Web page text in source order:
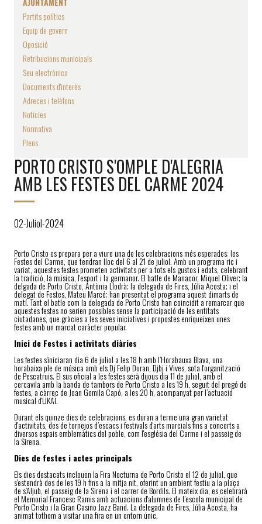
Partits polítics
Equip de govern
Oposició
Retribucions municipals
Seu electrònica
Documents d'interès
Adreces i telèfons
Notícies
Normativa
Plens
PORTO CRISTO S'OMPLE D'ALEGRIA
AMB LES FESTES DEL CARME 2024
02-Juliol-2024
Porto Cristo es prepara per a viure una de les celebracions més esperades: les
Festes del Carme, que tendran lloc del 6 al 21 de juliol. Amb un programa ric i
variat, aquestes festes prometen activitats per a tots els gustos i edats, celebrant
la tradició, la música, l'esport i la germanor. El batle de Manacor, Miquel Oliver; la
delgada de Porto Cristo, Antònia Llodrà; la delegada de Fires, Júlia Acosta; i el
delegat de Festes, Mateu Marcé; han presentat el programa aquest dimarts de
matí. Tant el batle com la delegada de Porto Cristo han coincidit a remarcar que
aquestes festes no serien possibles sense la participació de les entitats
ciutadanes, que gràcies a les seves iniciatives i propostes enriqueixen unes
festes amb un marcat caràcter popular.
Inici de Festes i activitats diàries
Les festes s'iniciaran dia 6 de juliol a les 18 h amb l’Horabauxa Blava, una
horabaixa ple de música amb els Dj Felip Duran, Djbj i Vives, sota l'organització
de Pescatruis. El sus oficial a les festes serà dijous dia 11 de juliol, amb el
cercavila amb la banda de tambors de Porto Cristo a les 19 h, seguit del pregó de
festes, a càrrec de Joan Gomila Capó, a les 20 h, acompanyat per l’actuació
musical d'UKAÏ.
Durant els quinze dies de celebracions, es duran a terme una gran varietat
d'activitats, des de tornejos d’escacs i festivals d'arts marcials fins a concerts a
diversos espais emblemàtics del poble, com l'església del Carme i el passeig de
la Sirena.
Dies de festes i actes principals
Els dies destacats inclouen la Fira Nocturna de Porto Cristo el 12 de juliol, que
s'estendrà des de les 19 h fins a la mitja nit, oferint un ambient festiu a la plaça
de s’Aljub, el passeig de la Sirena i el carrer de Bordils. El mateix dia, es celebrarà
el Memorial Francesc Ramis amb actuacions d'alumnes de l’escola municipal de
Porto Cristo i la Gran Casino Jazz Band. La delegada de Fires, Júlia Acosta, ha
animat tothom a visitar una fira en un entorn únic.